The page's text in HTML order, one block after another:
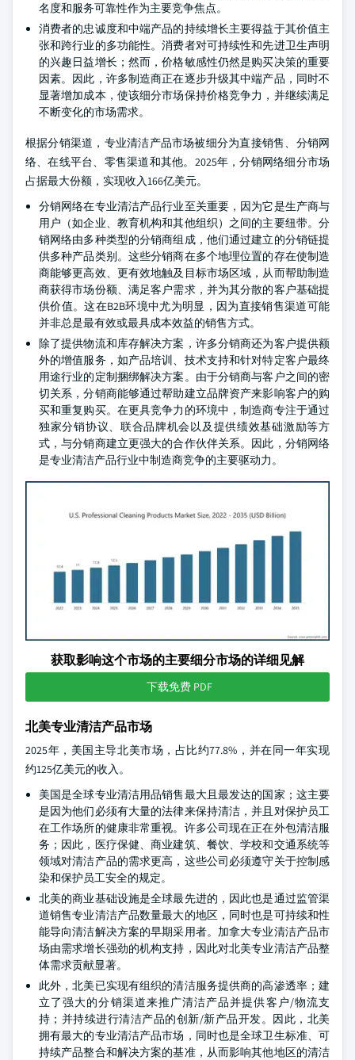
名度和服务可靠性作为主要竞争焦点。
消费者的忠诚度和中端产品的持续增长主要得益于其价值主
张和跨行业的多功能性。消费者对可持续性和先进卫生声明
的兴趣日益增长；然而，价格敏感性仍然是购买决策的重要
因素。因此，许多制造商正在逐步升级其中端产品，同时不
显著增加成本，使该细分市场保持价格竞争力，并继续满足
不断变化的市场需求。
根据分销渠道，专业清洁产品市场被细分为直接销售、分销网
络、在线平台、零售渠道和其他。2025年，分销网络细分市场
占据最大份额，实现收入166亿美元。
分销网络在专业清洁产品行业至关重要，因为它是生产商与
用户（如企业、教育机构和其他组织）之间的主要纽带。分
销网络由多种类型的分销商组成，他们通过建立的分销链提
供多种产品类别。这些分销商在多个地理位置的存在使制造
商能够更高效、更有效地触及目标市场区域，从而帮助制造
商获得市场份额、满足客户需求，并为其分散的客户基础提
供价值。这在B2B环境中尤为明显，因为直接销售渠道可能
并非总是最有效或最具成本效益的销售方式。
除了提供物流和库存解决方案，许多分销商还为客户提供额
外的增值服务，如产品培训、技术支持和针对特定客户最终
用途行业的定制捆绑解决方案。由于分销商与客户之间的密
切关系，分销商能够通过帮助建立品牌资产来影响客户的购
买和重复购买。在更具竞争力的环境中，制造商专注于通过
独家分销协议、联合品牌机会以及提供绩效基础激励等方
式，与分销商建立更强大的合作伙伴关系。因此，分销网络
是专业清洁产品行业中制造商竞争的主要驱动力。
获取影响这个市场的主要细分市场的详细见解
下载免费 PDF
北美专业清洁产品市场
2025年，美国主导北美市场，占比约77.8%，并在同一年实现
约125亿美元的收入。
美国是全球专业清洁用品销售最大且最发达的国家；这主要
是因为他们必须有大量的法律来保持清洁，并且对保护员工
在工作场所的健康非常重视。许多公司现在正在外包清洁服
务；因此，医疗保健、商业建筑、餐饮、学校和交通系统等
领域对清洁产品的需求更高，这些公司必须遵守关于控制感
染和保护员工安全的规定。
北美的商业基础设施是全球最先进的，因此也是通过监管渠
道销售专业清洁产品数量最大的地区，同时也是可持续和性
能导向清洁解决方案的早期采用者。加拿大专业清洁产品市
场由需求增长强劲的机构支持，因此对北美专业清洁产品整
体需求贡献显著。
此外，北美已实现有组织的清洁服务提供商的高渗透率；建
立了强大的分销渠道来推广清洁产品并提供客户/物流支
持；并持续进行清洁产品的创新/新产品开发。因此，北美
拥有最大的专业清洁产品市场，同时也是全球卫生标准、可
持续产品整合和解决方案的基准，从而影响其他地区的清洁